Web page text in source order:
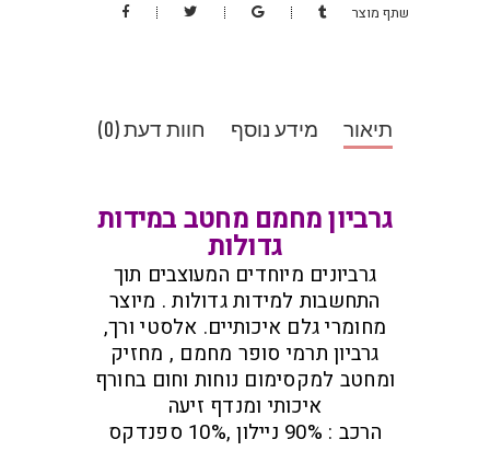
שתף מוצר
תיאור מידע נוסף חוות דעת (0)
גרביון מחמם מחטב במידות
גדולות
גרביונים מיוחדים המעוצבים תוך
התחשבות למידות גדולות . מיוצר
מחומרי גלם איכותיים. אלסטי ורך,
גרביון תרמי סופר מחמם , מחזיק
ומחטב למקסימום נוחות וחום בחורף
איכותי ומנדף זיעה
הרכב : 90% ניילון ,10% ספנדקס